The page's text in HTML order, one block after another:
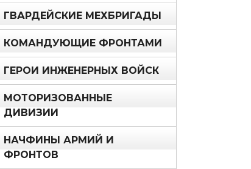
ГВАРДЕЙСКИЕ МЕХБРИГАДЫ
КОМАНДУЮЩИЕ ФРОНТАМИ
ГЕРОИ ИНЖЕНЕРНЫХ ВОЙСК
МОТОРИЗОВАННЫЕ
ДИВИЗИИ
НАЧФИНЫ АРМИЙ И
ФРОНТОВ